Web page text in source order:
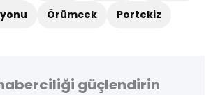
Örümcek Portekiz
haberciliği güçlendirin